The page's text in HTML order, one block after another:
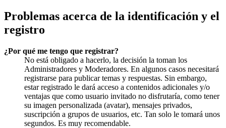
Problemas acerca de la identificación y el
registro
¿Por qué me tengo que registrar?
No está obligado a hacerlo, la decisión la toman los
Administradores y Moderadores. En algunos casos necesitará
registrarse para publicar temas y respuestas. Sin embargo,
estar registrado le dará acceso a contenidos adicionales y/o
ventajas que como usuario invitado no disfrutaría, como tener
su imagen personalizada (avatar), mensajes privados,
suscripción a grupos de usuarios, etc. Tan solo le tomará unos
segundos. Es muy recomendable.